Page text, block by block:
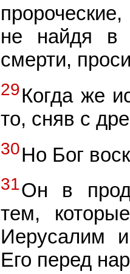
не найдя в
смерти,
29Когда же
то, сняв с
30Но Бог
31Он в
тем,
Иерусалим
Его перед